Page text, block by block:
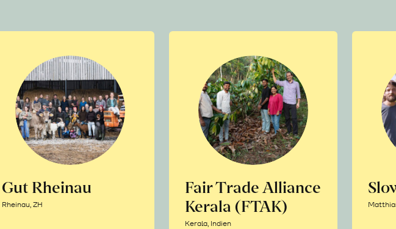
Gut Rheinau
Rheinau, ZH
Fair Trade Alliance
Kerala (FTAK)
Kerala, Indien